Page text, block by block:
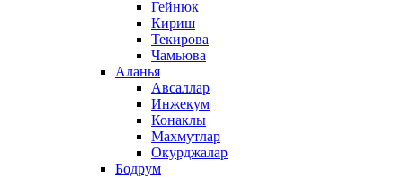
Гейнюк
Кириш
Текирова
Чамьюва
Аланья
Авсаллар
Инжекум
Конаклы
Махмутлар
Окурджалар
Бодрум